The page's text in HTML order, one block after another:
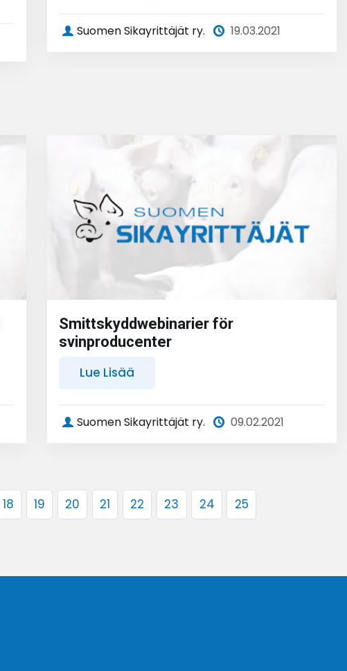
Suomen Sikayrittäjät ry. 19.03.2021
Smittskyddwebinarier för
svinproducenter
Lue Lisää
Suomen Sikayrittäjät ry. 09.02.2021
18 19 20 21 22 23 24 25